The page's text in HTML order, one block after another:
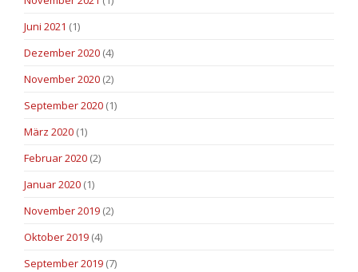
Juni 2021 (1)
Dezember 2020 (4)
November 2020 (2)
September 2020 (1)
März 2020 (1)
Februar 2020 (2)
Januar 2020 (1)
November 2019 (2)
Oktober 2019 (4)
September 2019 (7)